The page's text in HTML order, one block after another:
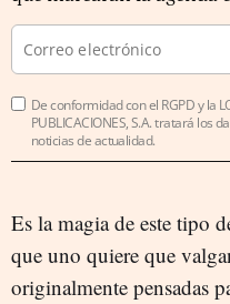
De conformidad con el RGPD y la
PUBLICACIONES, S.A. tratará los
noticias de actualidad.
Es la magia de este tipo
que uno quiere que
originalmente pensadas